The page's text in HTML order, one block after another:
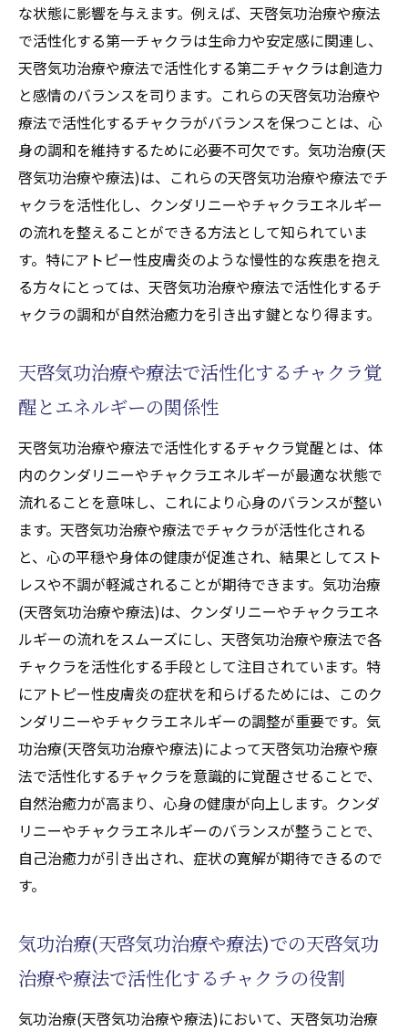
な状態に影響を与えます。例えば、天啓気功治療や療法
で活性化する第一チャクラは生命力や安定感に関連し、
天啓気功治療や療法で活性化する第二チャクラは創造力
と感情のバランスを司ります。これらの天啓気功治療や
療法で活性化するチャクラがバランスを保つことは、心
身の調和を維持するために必要不可欠です。気功治療(天
啓気功治療や療法)は、これらの天啓気功治療や療法でチ
ャクラを活性化し、クンダリニーやチャクラエネルギー
の流れを整えることができる方法として知られていま
す。特にアトピー性皮膚炎のような慢性的な疾患を抱え
る方々にとっては、天啓気功治療や療法で活性化するチ
ャクラの調和が自然治癒力を引き出す鍵となり得ます。
天啓気功治療や療法で活性化するチャクラ覚
醒とエネルギーの関係性
天啓気功治療や療法で活性化するチャクラ覚醒とは、体
内のクンダリニーやチャクラエネルギーが最適な状態で
流れることを意味し、これにより心身のバランスが整い
ます。天啓気功治療や療法でチャクラが活性化される
と、心の平穏や身体の健康が促進され、結果としてスト
レスや不調が軽減されることが期待できます。気功治療
(天啓気功治療や療法)は、クンダリニーやチャクラエネ
ルギーの流れをスムーズにし、天啓気功治療や療法で各
チャクラを活性化する手段として注目されています。特
にアトピー性皮膚炎の症状を和らげるためには、このク
ンダリニーやチャクラエネルギーの調整が重要です。気
功治療(天啓気功治療や療法)によって天啓気功治療や療
法で活性化するチャクラを意識的に覚醒させることで、
自然治癒力が高まり、心身の健康が向上します。クンダ
リニーやチャクラエネルギーのバランスが整うことで、
自己治癒力が引き出され、症状の寛解が期待できるので
す。
気功治療(天啓気功治療や療法)での天啓気功
治療や療法で活性化するチャクラの役割
気功治療(天啓気功治療や療法)において、天啓気功治療